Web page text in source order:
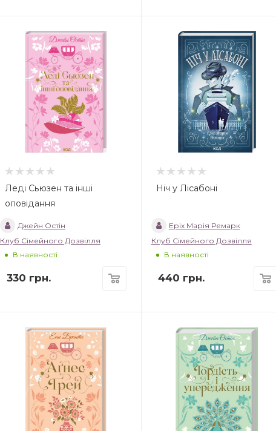
Леді Сьюзен та інші
оповідання
Джейн Остін
Клуб Сімейного Дозвілля
В наявності
330 грн.
Ніч у Лісабоні
Еріх Марія Ремарк
Клуб Сімейного Дозвілля
В наявності
440 грн.